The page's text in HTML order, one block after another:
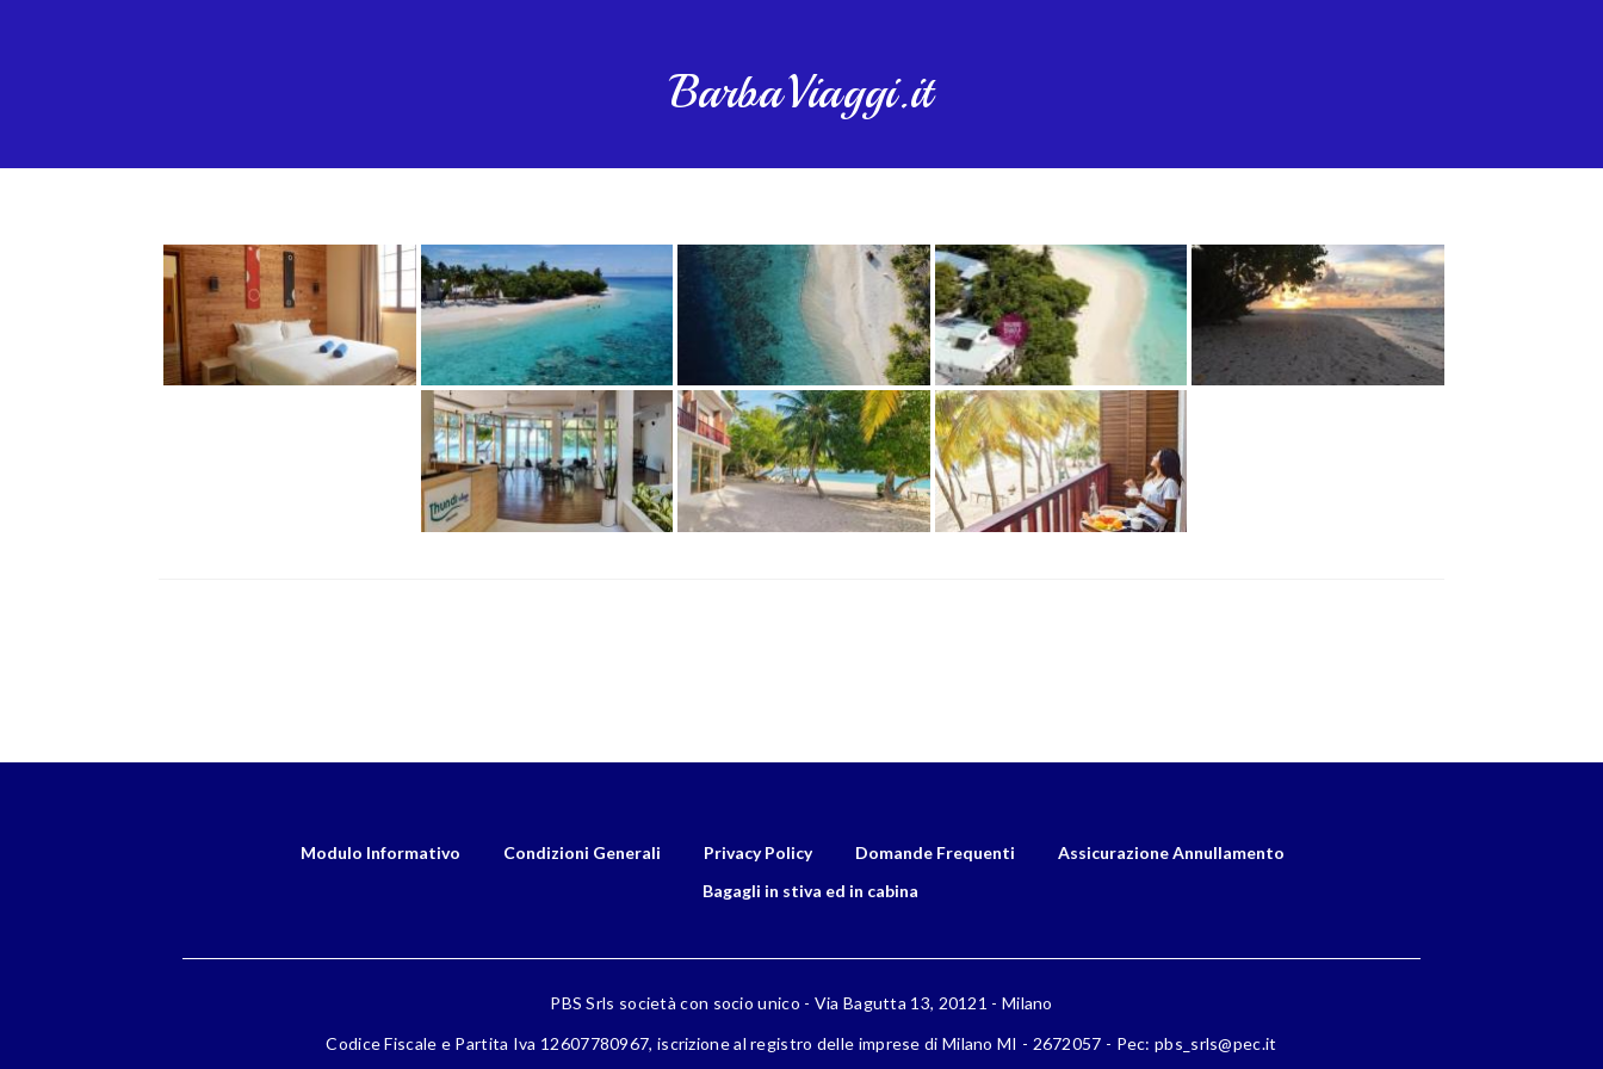
BarbaViaggi.it
Modulo Informativo Condizioni Generali Privacy Policy Domande Frequenti
Assicurazione Annullamento
Bagagli in stiva ed in cabina
PBS Srls società con socio unico - Via Bagutta 13, 20121 - Milano
Codice Fiscale e Partita Iva 12607780967, iscrizione al registro delle imprese di Milano MI - 2672057 - Pec: pbs_srls@pec.it